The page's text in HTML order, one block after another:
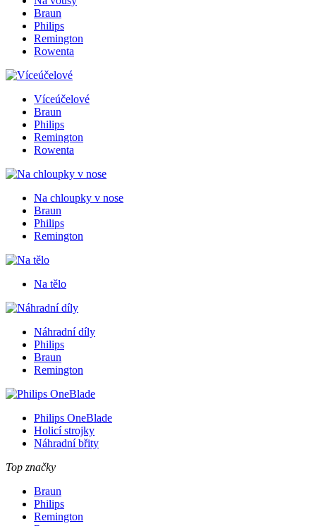
Braun
Philips
Remington
Rowenta
Víceúčelové
Braun
Philips
Remington
Rowenta
Na chloupky v nose
Braun
Philips
Remington
Na tělo
Náhradní díly
Philips
Braun
Remington
Philips OneBlade
Holicí strojky
Náhradní břity
Top značky
Braun
Philips
Remington